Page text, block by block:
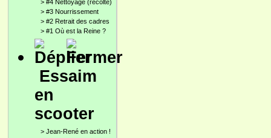
> #4 Nettoyage (récolte)
> #3 Nourrissement
> #2 Retrait des cadres
> #1 Où est la Reine ?
Essaim
en
scooter
> Jean-René en action !